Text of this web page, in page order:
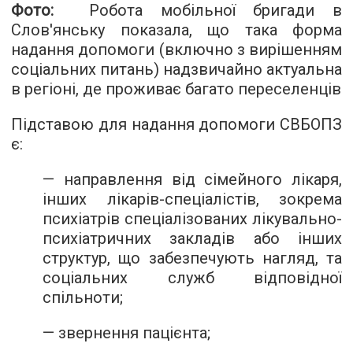
Фото: Робота мобільної бригади в
Слов'янську показала, що така форма
надання допомоги (включно з вирішенням
соціальних питань) надзвичайно актуальна
в регіоні, де проживає багато переселенців
Підставою для надання допомоги СВБОПЗ
є:
— направлення від сімейного лікаря,
інших лікарів-спеціалістів, зокрема
психіатрів спеціалізованих лікувально-
психіатричних закладів або інших
структур, що забезпечують нагляд, та
соціальних служб відповідної
спільноти;
— звернення пацієнта;